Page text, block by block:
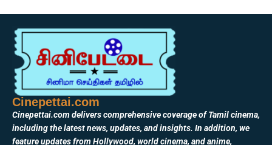
Cinepettai.com
Cinepettai.com delivers comprehensive coverage of Tamil cinema,
including the latest news, updates, and insights. In addition, we
feature updates from Hollywood, world cinema, and anime,